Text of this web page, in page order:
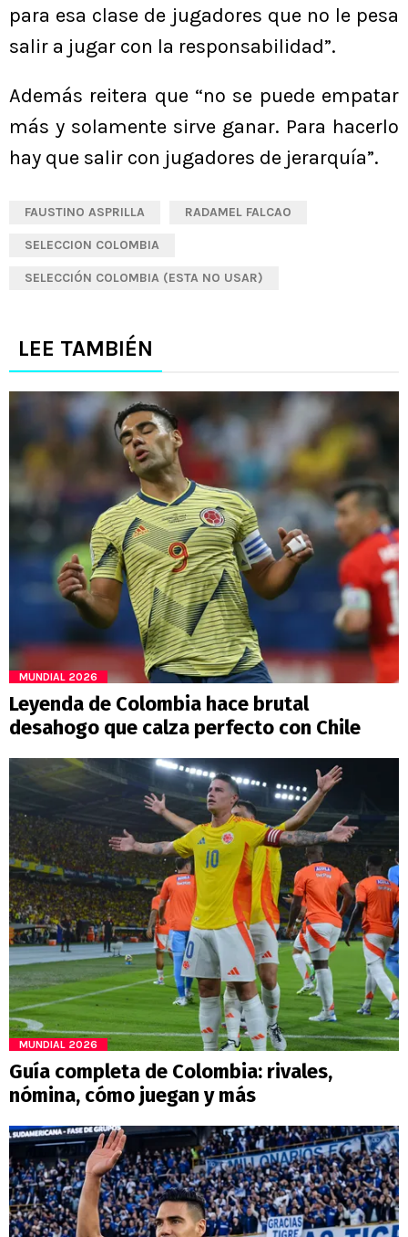
para esa clase de jugadores que no le pesa
salir a jugar con la responsabilidad”.
Además reitera que “no se puede empatar
más y solamente sirve ganar. Para hacerlo
hay que salir con jugadores de jerarquía”.
FAUSTINO ASPRILLA RADAMEL FALCAO
SELECCION COLOMBIA
SELECCIÓN COLOMBIA (ESTA NO USAR)
LEE TAMBIÉN
MUNDIAL 2026
Leyenda de Colombia hace brutal
desahogo que calza perfecto con Chile
MUNDIAL 2026
Guía completa de Colombia: rivales,
nómina, cómo juegan y más